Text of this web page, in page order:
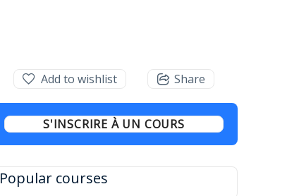
Add to wishlist Share
S'INSCRIRE À UN COURS
Popular courses